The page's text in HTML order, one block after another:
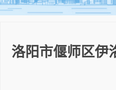
洛阳市偃师区伊